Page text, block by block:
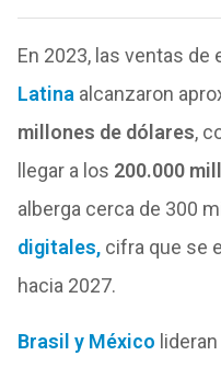
En 2023, las ventas
Latina alcanzaron
millones de dólares,
llegar a los 200.000
alberga cerca de 300
digitales,cifra que se
hacia 2027.
Brasil y México